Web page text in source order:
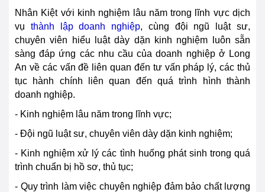
Nhân Kiệt với kinh nghiệm lâu năm trong lĩnh vực dịch
vụ thành lập doanh nghiệp, cùng đội ngũ luật sư,
chuyên viên hiểu luật dày dặn kinh nghiệm luôn sẵn
sàng đáp ứng các nhu cầu của doanh nghiệp ở Long
An về các vấn đề liên quan đến tư vấn pháp lý, các thủ
tục hành chính liên quan đến quá trình hình thành
doanh nghiệp.
- Kinh nghiệm lâu năm trong lĩnh vực;
- Đội ngũ luật sư, chuyên viên dày dặn kinh nghiệm;
- Kinh nghiệm xử lý các tình huống phát sinh trong quá
trình chuẩn bị hồ sơ, thủ tục;
- Quy trình làm việc chuyên nghiệp đảm bảo chất lượng